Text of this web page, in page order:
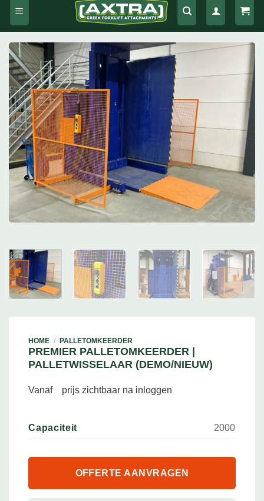
HOME / PALLETOMKEERDER
PREMIER PALLETOMKEERDER |
PALLETWISSELAAR (DEMO/NIEUW)
Vanaf prijs zichtbaar na inloggen
Capaciteit 2000
OFFERTE AANVRAGEN